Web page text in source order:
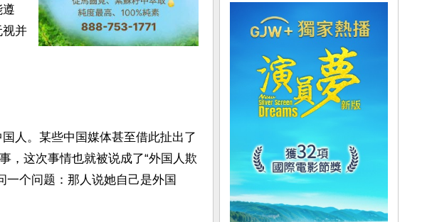
视并
人。某些中国媒体甚至借此扯出了
，这次事情也就被说成了“外国人欺
一个问题：那人说她自己是外国